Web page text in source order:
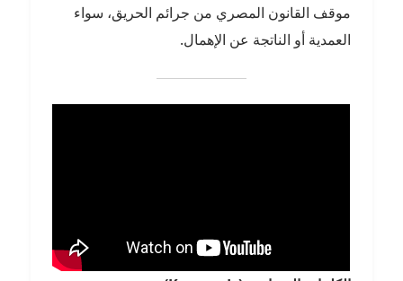
موقف القانون المصري من جرائم الحريق، سواء
العمدية أو الناتجة عن الإهمال.